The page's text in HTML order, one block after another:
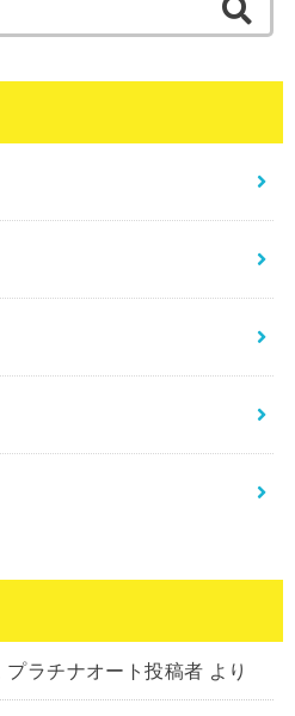
索:
プラチナオート投稿者 より